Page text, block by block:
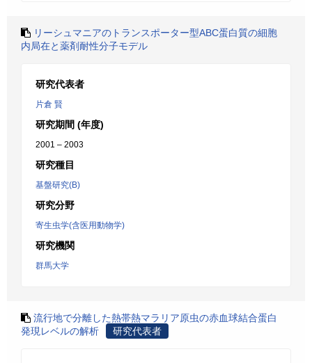
リーシュマニアのトランスポーター型ABC蛋白質の細胞
内局在と薬剤耐性分子モデル
研究代表者
片倉 賢
研究期間 (年度)
2001 – 2003
研究種目
基盤研究(B)
研究分野
寄生虫学(含医用動物学)
研究機関
群馬大学
流行地で分離した熱帯熱マラリア原虫の赤血球結合蛋白
発現レベルの解析
研究代表者